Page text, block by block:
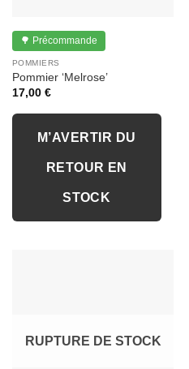
🌳 Précommande
POMMIERS
Pommier ‘Melrose’
17,00 €
M’AVERTIR DU
RETOUR EN
STOCK
RUPTURE DE STOCK